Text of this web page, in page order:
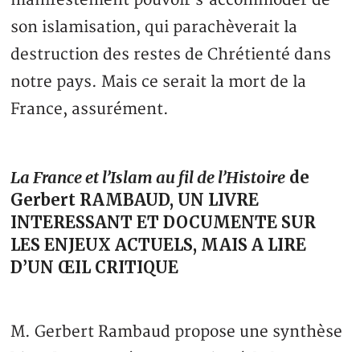
son islamisation, qui parachèverait la
destruction des restes de Chrétienté dans
notre pays. Mais ce serait la mort de la
France, assurément.
La France et l’Islam au fil de l’Histoire de
Gerbert RAMBAUD, UN LIVRE
INTERESSANT ET DOCUMENTE SUR
LES ENJEUX ACTUELS, MAIS A LIRE
D’UN ŒIL CRITIQUE
M. Gerbert Rambaud propose une synthèse